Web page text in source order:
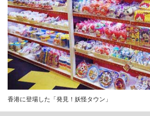
香港に登場した「発見！妖怪タウン」